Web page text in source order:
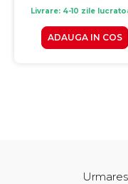
Livrare: 4-10 zile
ADAUGA IN COS